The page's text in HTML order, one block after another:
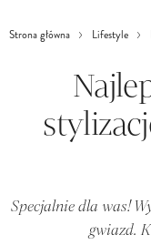
Strona główna Lifestyle
Specjalnie dla was!
gwiazd.